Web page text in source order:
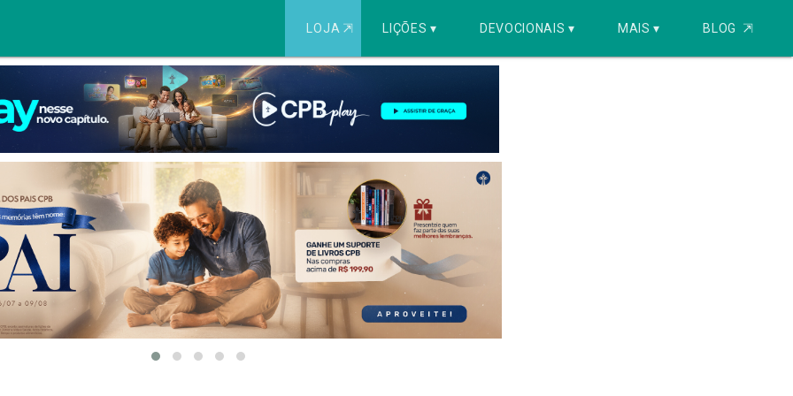
LOJA ⇱ LIÇÕES ▾ DEVOCIONAIS ▾ MAIS ▾ BLOG ⇱